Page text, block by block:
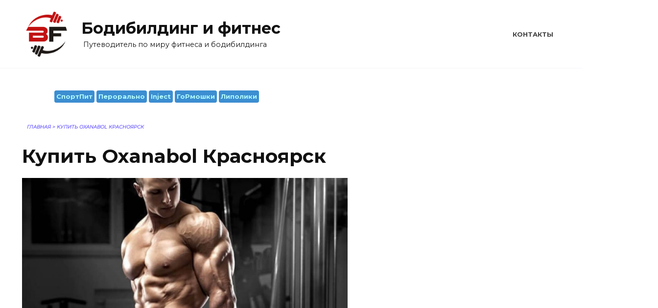
содержанию
Бодибилдинг и фитнес
Путеводитель по миру фитнеса и бодибилдинга
КОНТАКТЫ
СпортПит Перорально Inject ГоРмошки Липолики
ГЛАВНАЯ > КУПИТЬ OXANABOL КРАСНОЯРСК
Купить Oxanabol Красноярск